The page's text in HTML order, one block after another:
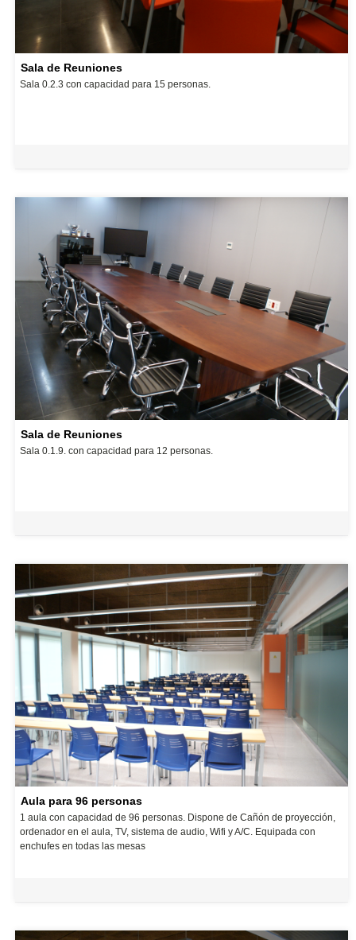
Sala de Reuniones
Sala 0.2.3 con capacidad para 15 personas.
Sala de Reuniones
Sala 0.1.9. con capacidad para 12 personas.
Aula para 96 personas
1 aula con capacidad de 96 personas. Dispone de Cañón de proyección,
ordenador en el aula, TV, sistema de audio, Wifi y A/C. Equipada con
enchufes en todas las mesas